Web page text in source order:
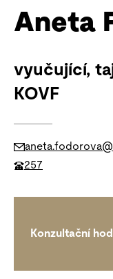
Aneta
vyučující,
KOVF
257
Konzultační